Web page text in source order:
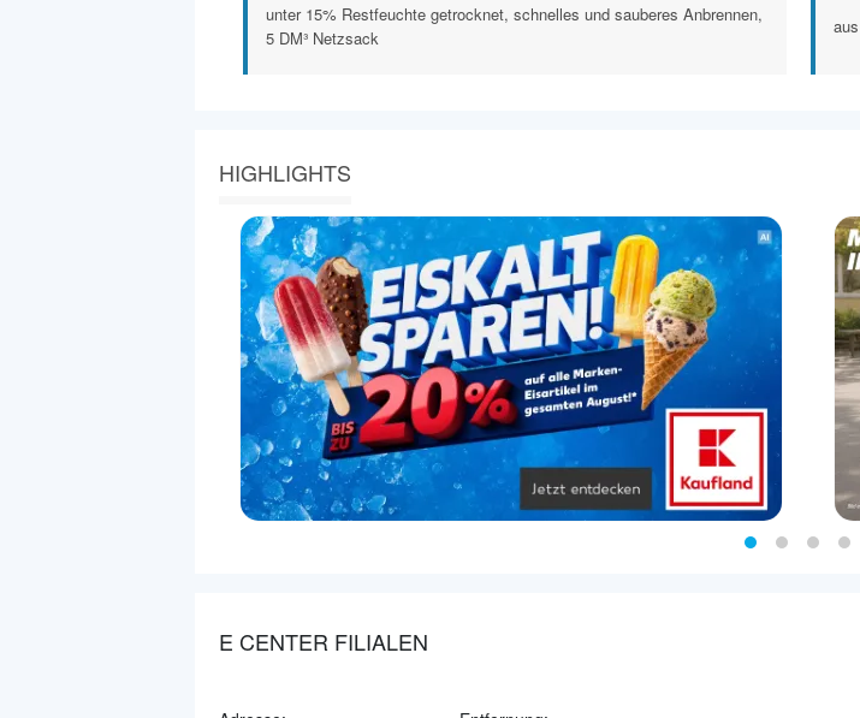
unter 15% Restfeuchte getrocknet, schnelles und sauberes Anbrennen,
5 DM³ Netzsack
HIGHLIGHTS
E CENTER FILIALEN